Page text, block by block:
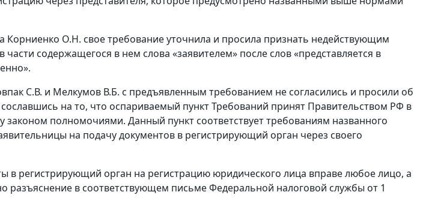
Корниенко О.Н. свое требование уточнила и просила признать недействующим
части содержащегося в нем слова «заявителем» после слов «представляется в
С.В. и Мелкумов В.Б. с предъявленным требованием не согласились и просили об
сославшись на то, что оспариваемый пункт Требований принят Правительством РФ в
законом полномочиями. Данный пункт соответствует требованиям названного
на подачу документов в регистрирующий орган через своего
в регистрирующий орган на регистрацию юридического лица вправе любое лицо, а
разъяснение в соответствующем письме Федеральной налоговой службы от 1